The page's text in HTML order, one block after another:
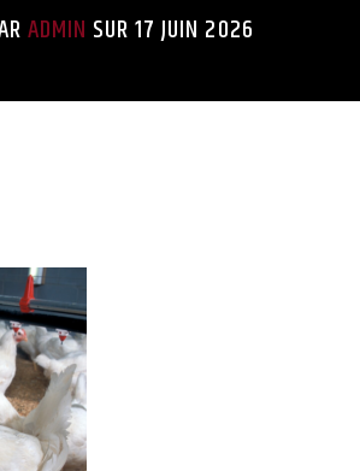
Univers
ADMIN SUR 17 JUIN 2026